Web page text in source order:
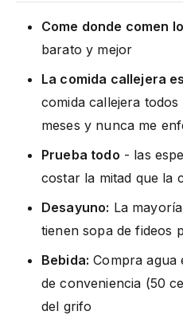
Come donde comen
barato y mejor
La comida callejera
comida callejera
meses y nunca me
Prueba todo - las
costar la mitad que la
Desayuno: La
tienen sopa de fideos
Bebida: Compra agua
de conveniencia (50
del grifo